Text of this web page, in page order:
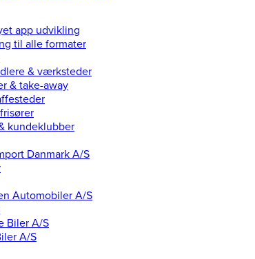
app udvikling
til alle formater
& værksteder
& take-away
kundeklubber
Danmark A/S
Automobiler A/S
Biler A/S
A/S